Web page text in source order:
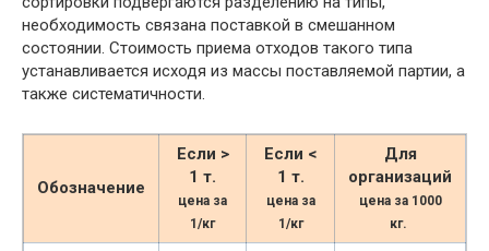
необходимость связана поставкой в смешанном
состоянии. Стоимость приема отходов такого типа
устанавливается исходя из массы поставляемой партии, а
также систематичности.
Обозначение
Если >
1 т.
цена за
1/кг
Если <
1 т.
цена за
1/кг
Для
организаций
цена за 1000
кг.